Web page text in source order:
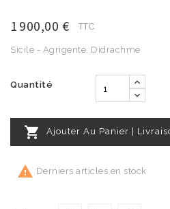
1 900,00 € TTC
Sicile - Agrigente, Didrachme
Quantité
 Ajouter Au Panier |
 Derniers articles en stock